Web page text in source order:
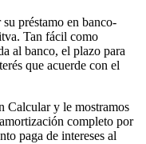
préstamo en banco-
Tan fácil como
al banco, el plazo para
que acuerde con el
Calcular y le mostramos
completo por
paga de intereses al